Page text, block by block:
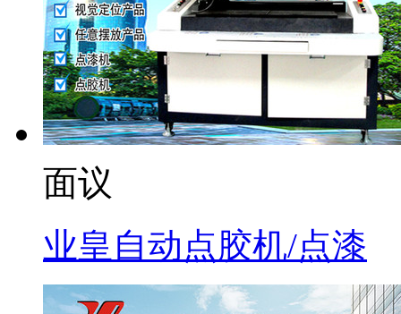
面议
业皇自动点胶机/点漆